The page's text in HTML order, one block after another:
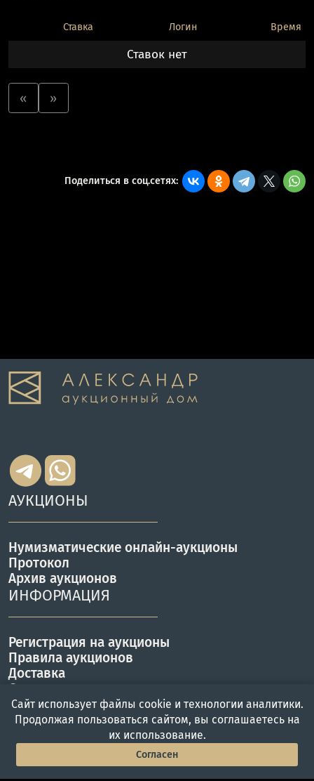
Ставка Логин Время
Ставок нет
« »
Поделиться в соц.сетях:
АУКЦИОНЫ
Нумизматические онлайн-аукционы
Протокол
Архив аукционов
ИНФОРМАЦИЯ
Регистрация на аукционы
Правила аукционов
Доставка
Оплата
КОНТАКТЫ
г. Москва, ул. Вавилова 57Б
Работаем с Пн-Пт с 10 до 19 ч.
Сайт использует файлы cookie и технологии аналитики.
Продолжая пользоваться сайтом, вы соглашаетесь на
их использование.
Согласен